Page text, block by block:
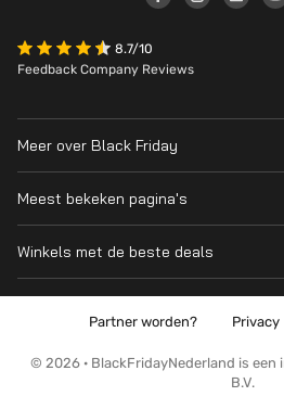
8.7/10
Feedback Company Reviews
Meer over Black Friday
Wanneer is Black Friday?
Cyber Monday 2026
Over ons
Kennis en advies
Meest bekeken pagina's
Prijsvergelijker
PS5
Winkels met de beste deals
© 2026 · BlackFridayNederland is een
B.V.
Partner worden? Privacy